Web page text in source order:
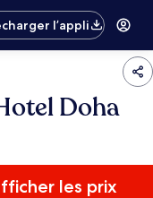
l’appli
Doha
les prix